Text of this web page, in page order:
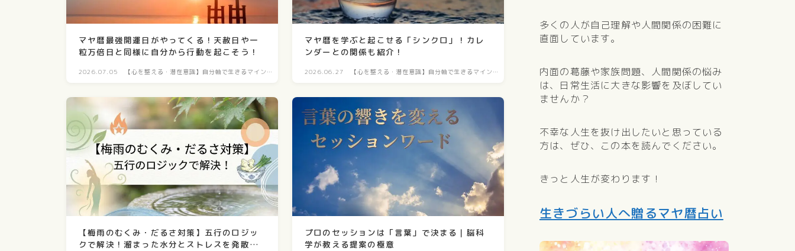
マヤ暦最強開運日がやってくる！天赦日や一
粒万倍日と同様に自分から行動を起こそう！
2026.07.05
【心を整える・潜在意識】自分軸で生きるマイン
マヤ暦を学ぶと起こせる「シンクロ」！カレ
ンダーとの関係も紹介！
2026.06.27
【心を整える・潜在意識】自分軸で生きるマイン
【梅雨のむくみ・だるさ対策】五行のロジッ
クで解決！溜まった水分とストレスを発散す
プロのセッションは「言葉」で決まる｜脳科
学が教える提案の極意
多くの人が自己理解や人間関係の困難に
直面しています。
内面の葛藤や家族問題、人間関係の悩み
は、日常生活に大きな影響を及ぼしてい
ませんか？
不幸な人生を抜け出したいと思っている
方は、ぜひ、この本を読んでください。
きっと人生が変わります！
生きづらい人へ贈るマヤ暦占い